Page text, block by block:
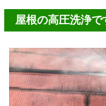
屋根の高圧洗浄